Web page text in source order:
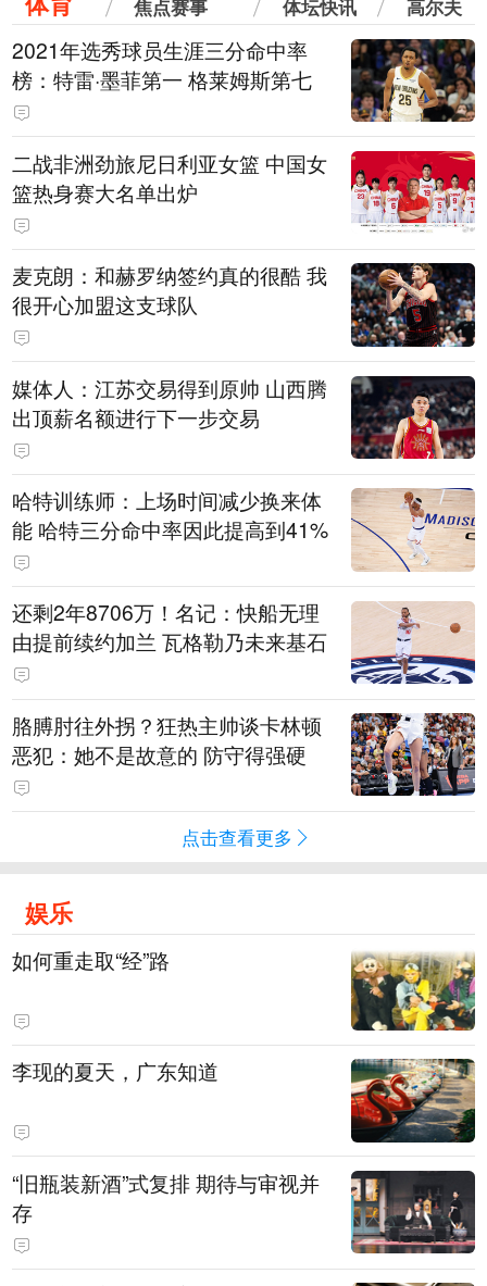
焦点赛事 体坛快讯 高尔夫
2021年选秀球员生涯三分命中率
榜：特雷·墨菲第一 格莱姆斯第七
二战非洲劲旅尼日利亚女篮 中国女
篮热身赛大名单出炉
麦克朗：和赫罗纳签约真的很酷 我
很开心加盟这支球队
媒体人：江苏交易得到原帅 山西腾
出顶薪名额进行下一步交易
哈特训练师：上场时间减少换来体
能 哈特三分命中率因此提高到41%
还剩2年8706万！名记：快船无理
由提前续约加兰 瓦格勒乃未来基石
胳膊肘往外拐？狂热主帅谈卡林顿
恶犯：她不是故意的 防守得强硬
点击查看更多
娱乐
如何重走取“经”路
李现的夏天，广东知道
“旧瓶装新酒”式复排 期待与审视并
存